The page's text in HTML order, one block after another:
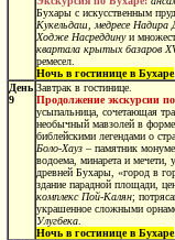
Бухары с искусственным
Кукельдаш, медресе Надира
Ходже Насреддинуи
квартала крытых базаров
ремесел.
Ночь в гостинице в Бухаре.
День
9
Завтрак в гостинице.
Продолжение экскурсии
усыпальница, сочетающая
необычный мавзолей в
библейскими легендами о
Боло-Хауз – памятник
водоема, минарета и мечети,
древней Бухары, «город в
здание парадной площади,
комплекс Пой-Калян;
украшенное сложными
Улугбека
Ночь в гостинице в Бухаре.